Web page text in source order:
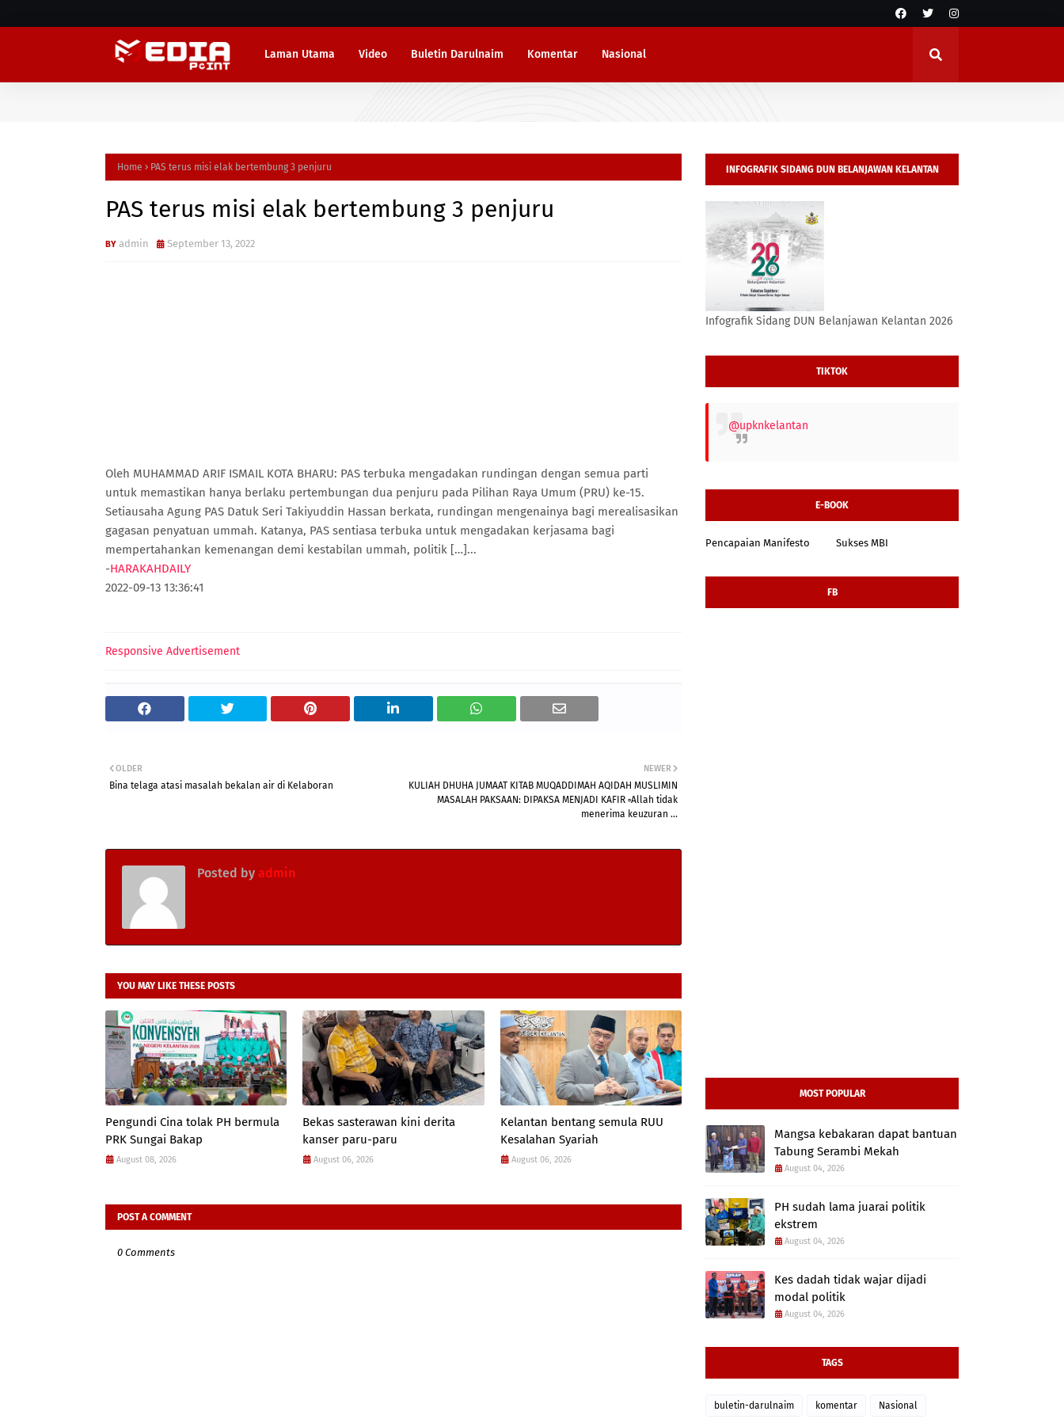
Laman Utama Video Buletin Darulnaim Komentar Nasional
Home PAS terus misi elak bertembung 3 penjuru
PAS terus misi elak bertembung 3 penjuru
admin September 13, 2022
Oleh MUHAMMAD ARIF ISMAIL KOTA BHARU: PAS terbuka mengadakan rundingan dengan semua parti
untuk memastikan hanya berlaku pertembungan dua penjuru pada Pilihan Raya Umum (PRU) ke-15.
Setiausaha Agung PAS Datuk Seri Takiyuddin Hassan berkata, rundingan mengenainya bagi merealisasikan
gagasan penyatuan ummah. Katanya, PAS sentiasa terbuka untuk mengadakan kerjasama bagi
mempertahankan kemenangan demi kestabilan ummah, politik […]...
-HARAKAHDAILY
2022-09-13 13:36:41
Responsive Advertisement
NEWER
KULIAH DHUHA JUMAAT KITAB MUQADDIMAH AQIDAH MUSLIMIN
MASALAH PAKSAAN: DIPAKSA MENJADI KAFIR ▫️Allah tidak
menerima keuzuran ...
OLDER
Bina telaga atasi masalah bekalan air di Kelaboran
Posted by admin
YOU MAY LIKE THESE POSTS
Pengundi Cina tolak PH bermula
PRK Sungai Bakap
August 08, 2026
Bekas sasterawan kini derita
kanser paru-paru
August 06, 2026
Kelantan bentang semula RUU
Kesalahan Syariah
August 06, 2026
POST A COMMENT
0 Comments
INFOGRAFIK SIDANG DUN BELANJAWAN KELANTAN
2026
Infografik Sidang DUN Belanjawan Kelantan 2026
TIKTOK
@upknkelantan
E-BOOK
Pencapaian Manifesto Sukses MBI
FB
MOST POPULAR
Mangsa kebakaran dapat bantuan
Tabung Serambi Mekah
August 04, 2026
PH sudah lama juarai politik
ekstrem
August 04, 2026
Kes dadah tidak wajar dijadi
modal politik
August 04, 2026
TAGS
buletin-darulnaim komentar Nasional